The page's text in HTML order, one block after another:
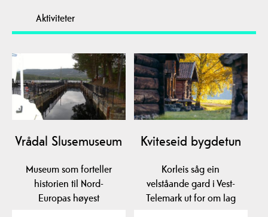
Aktiviteter
Vrådal Slusemuseum
Museum som forteller
historien til Nord-
Europas høyest
Kviteseid bygdetun
Korleis såg ein
velståande gard i Vest-
Telemark ut for om lag